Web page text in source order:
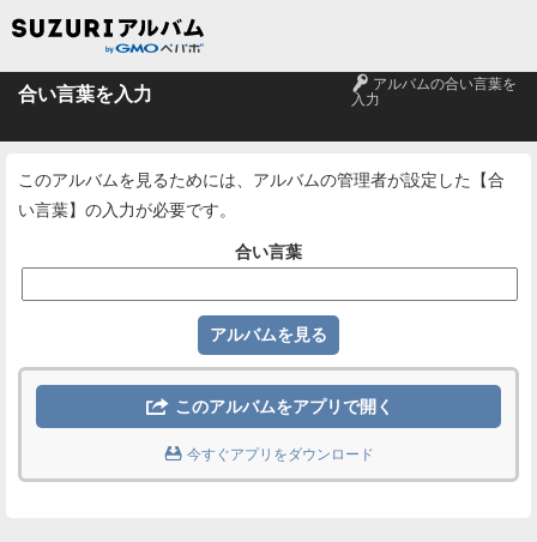
合い言葉を入力 🔑 アルバムの合い言葉を
入力
このアルバムを見るためには、アルバムの管理者が設定した【合
い言葉】の入力が必要です。
合い言葉
 このアルバムをアプリで開く
 今すぐアプリをダウンロード